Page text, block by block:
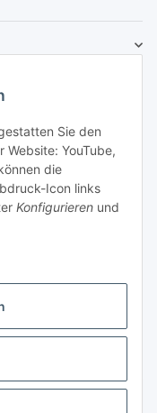
Sie den
Website: YouTube,
die
Icon links
Konfigurieren und